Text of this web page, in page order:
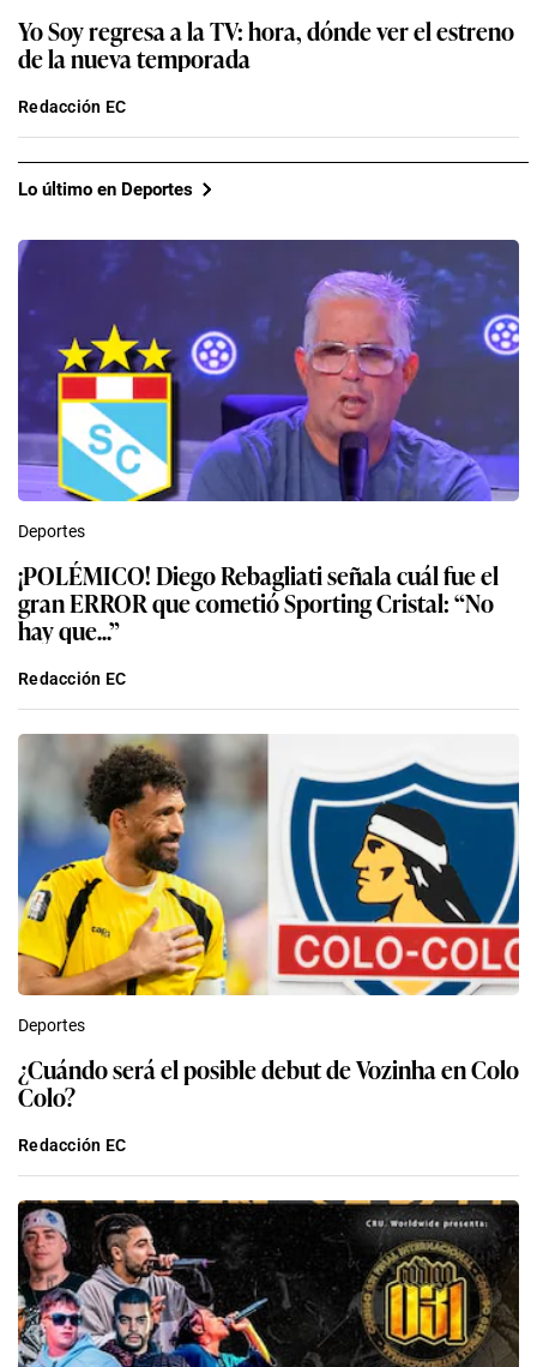
Yo Soy regresa a la TV: hora, dónde ver el estreno
de la nueva temporada
Redacción EC
Lo último en Deportes
Deportes
¡POLÉMICO! Diego Rebagliati señala cuál fue el
gran ERROR que cometió Sporting Cristal: “No
hay que...”
Redacción EC
Deportes
¿Cuándo será el posible debut de Vozinha en Colo
Colo?
Redacción EC